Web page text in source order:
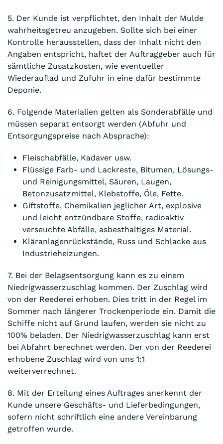
5. Der Kunde ist verpflichtet, den Inhalt der Mulde
wahrheitsgetreu anzugeben. Sollte sich bei einer
Kontrolle herausstellen, dass der Inhalt nicht den
Angaben entspricht, haftet der Auftraggeber auch für
sämtliche Zusatzkosten, wie eventueller
Wiederauflad und Zufuhr in eine dafür bestimmte
Deponie.
6. Folgende Materialien gelten als Sonderabfälle und
müssen separat entsorgt werden (Abfuhr und
Entsorgungspreise nach Absprache):
Fleischabfälle, Kadaver usw.
Flüssige Farb- und Lackreste, Bitumen, Lösungs-
und Reinigungsmittel, Säuren, Laugen,
Betonzusatzmittel, Klebstoffe, Öle, Fette.
Giftstoffe, Chemikalien jeglicher Art, explosive
und leicht entzündbare Stoffe, radioaktiv
verseuchte Abfälle, asbesthaltiges Material.
Kläranlagenrückstände, Russ und Schlacke aus
Industrieheizungen.
7. Bei der Belagsentsorgung kann es zu einem
Niedrigwasserzuschlag kommen. Der Zuschlag wird
von der Reederei erhoben. Dies tritt in der Regel im
Sommer nach längerer Trockenperiode ein. Damit die
Schiffe nicht auf Grund laufen, werden sie nicht zu
100% beladen. Der Niedrigwasserzuschlag kann erst
bei Abfahrt berechnet werden. Der von der Reederei
erhobene Zuschlag wird von uns 1:1
weiterverrechnet.
8. Mit der Erteilung eines Auftrages anerkennt der
Kunde unsere Geschäfts- und Lieferbedingungen,
sofern nicht schriftlich eine andere Vereinbarung
getroffen wurde.